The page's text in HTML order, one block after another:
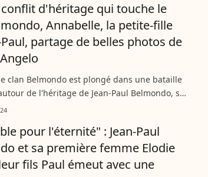
d'héritage qui touche le
Annabelle, la petite-fille
Paul, partage de belles photos de
clan Belmondo est plongé dans une bataille
de l'héritage de Jean-Paul Belmondo, sa
Belmondo semble bien loin de cette
pour l'éternité" : Jean-Paul
et sa première femme Elodie
fils Paul émeut avec une